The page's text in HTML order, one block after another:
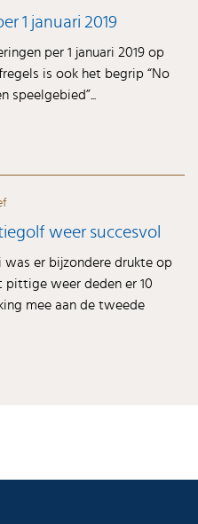
1 januari 2019
per 1 januari 2019 op
is ook het begrip “No
speelgebied”...
weer succesvol
er bijzondere drukte op
pittige weer deden er 10
mee aan de tweede